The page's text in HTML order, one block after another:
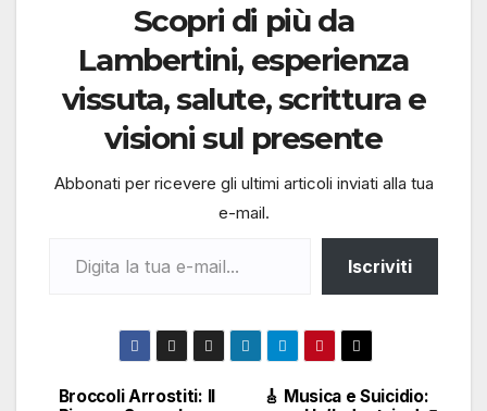
Scopri di più da
Lambertini, esperienza
vissuta, salute, scrittura e
visioni sul presente
Abbonati per ricevere gli ultimi articoli inviati alla tua
e-mail.
Iscriviti
🎸 Musica e Suicidio:
Broccoli Arrostiti: Il